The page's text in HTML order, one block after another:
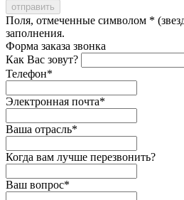
Поля, отмеченные символом *
заполнения.
Форма заказа звонка
Как Вас зовут?
Телефон*
Электронная почта*
Ваша отрасль*
Когда вам лучше перезвонить?
Ваш вопрос*